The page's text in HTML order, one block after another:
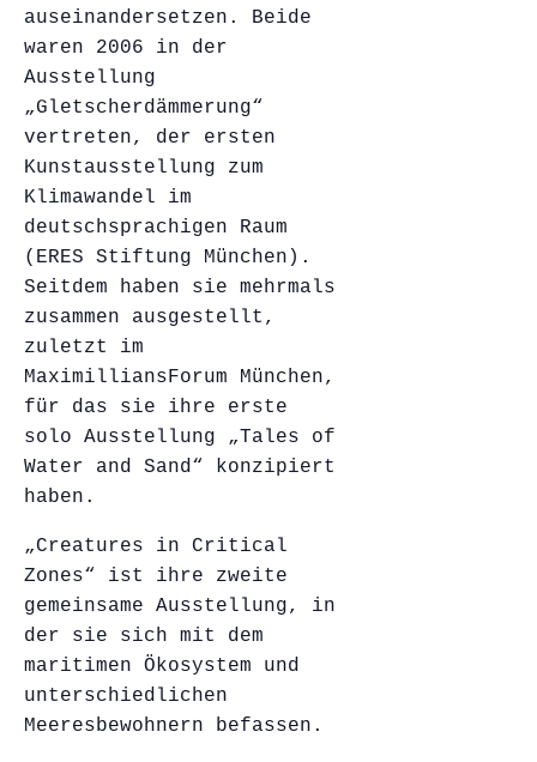
auseinandersetzen. Beide
waren 2006 in der
Ausstellung
„Gletscherdämmerung“
vertreten, der ersten
Kunstausstellung zum
Klimawandel im
deutschsprachigen Raum
(ERES Stiftung München).
Seitdem haben sie mehrmals
zusammen ausgestellt,
zuletzt im
MaximilliansForum München,
für das sie ihre erste
solo Ausstellung „Tales of
Water and Sand“ konzipiert
haben.
„Creatures in Critical
Zones“ ist ihre zweite
gemeinsame Ausstellung, in
der sie sich mit dem
maritimen Ökosystem und
unterschiedlichen
Meeresbewohnern befassen.